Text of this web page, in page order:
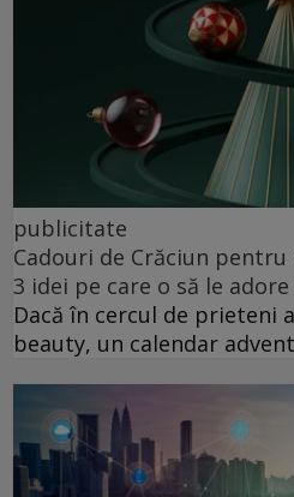
publicitate
Cadouri de Crăciun
3 idei pe care o să le
Dacă în cercul de prieteni
beauty, un calendar